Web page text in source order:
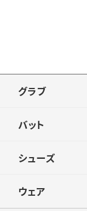
グラブ
バット
シューズ
ウェア